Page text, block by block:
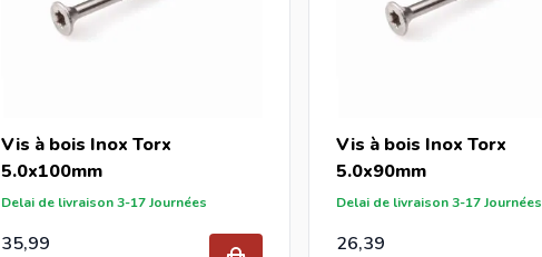
Vis à bois Inox Torx
5.0x100mm
Delai de livraison 3-17 Journées
35,99
Vis à bois Inox Torx
5.0x90mm
Delai de livraison 3-17 Journées
26,39